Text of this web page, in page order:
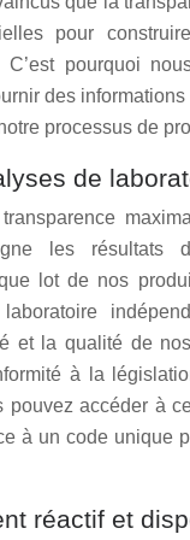
pour
C’est pourquoi
des
processus de
de
les résultats
lot de nos
et la qualité de
à la
pouvez accéder à
à un code unique
réactif et